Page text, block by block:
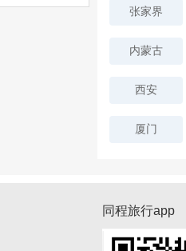
张家界
内蒙古
西安
厦门
同程旅行app